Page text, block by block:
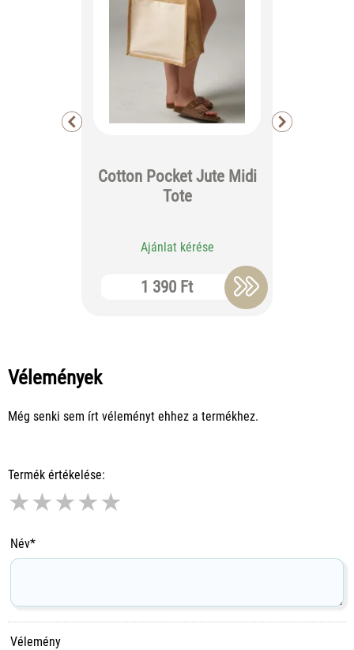
Cotton Pocket Jute Midi
Tote
Ajánlat kérése
1 390 Ft
Vélemények
Még senki sem írt véleményt ehhez a termékhez.
Termék értékelése:
★★★★★
Név*
Vélemény